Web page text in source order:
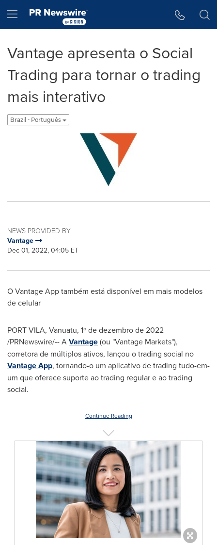
Hamburger menu
Vantage apresenta o Social
Trading para tornar o trading
mais interativo
Brazil - Português
NEWS PROVIDED BY
Vantage
Dec 01, 2022, 04:05 ET
O Vantage App também está disponível em mais modelos
de celular
PORT VILA, Vanuatu, 1º de dezembro de 2022
/PRNewswire/-- AVantage(ou "Vantage Markets"),
corretora de múltiplos ativos, lançou o trading social no
Vantage App, tornando-o um aplicativo de trading tudo-em-
um que oferece suporte ao trading regular e ao trading
social.
Continue Reading